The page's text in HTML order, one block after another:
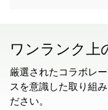
ワンランク上
厳選されたコラボレ
スを意識した取り組
ださい。